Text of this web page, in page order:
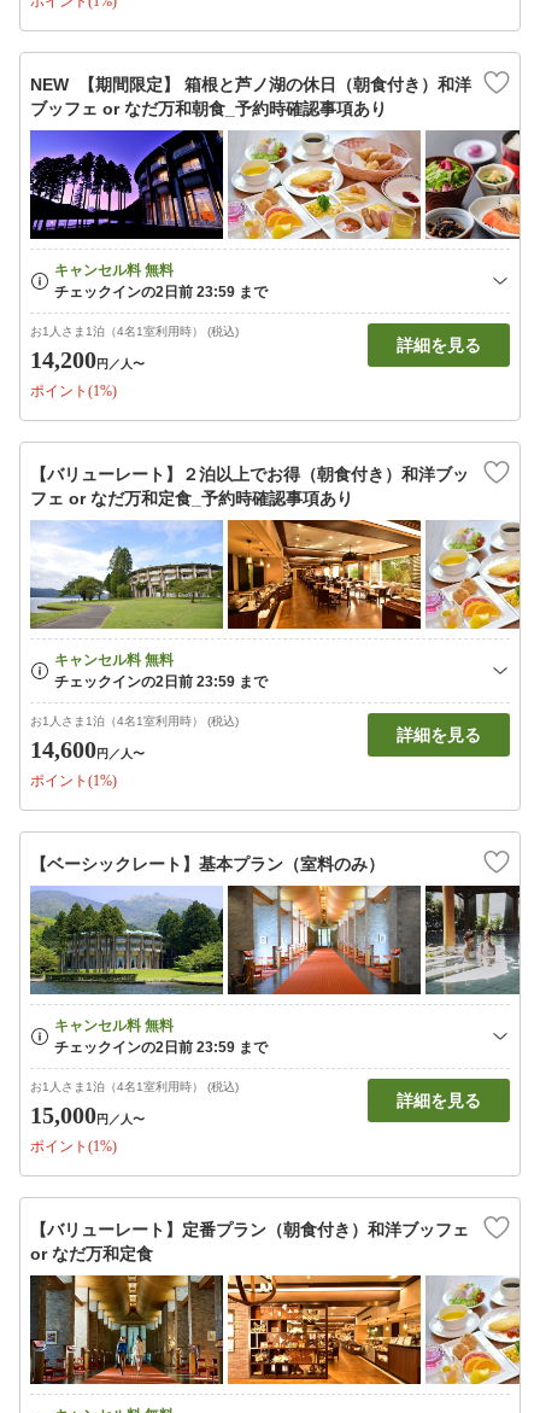
NEW 【期間限定】 箱根と芦ノ湖の休日（朝食付き）和洋
ブッフェ or なだ万和朝食_予約時確認事項あり
お1人さま1泊（4名1室利用時） (税込)
14,200円 ／人〜
ポイント(1%)
詳細を見る
【バリューレート】２泊以上でお得（朝食付き）和洋ブッ
フェ or なだ万和定食_予約時確認事項あり
お1人さま1泊（4名1室利用時） (税込)
14,600円 ／人〜
ポイント(1%)
詳細を見る
【ベーシックレート】基本プラン（室料のみ）
お1人さま1泊（4名1室利用時） (税込)
15,000円 ／人〜
ポイント(1%)
詳細を見る
【バリューレート】定番プラン（朝食付き）和洋ブッフェ
or なだ万和定食